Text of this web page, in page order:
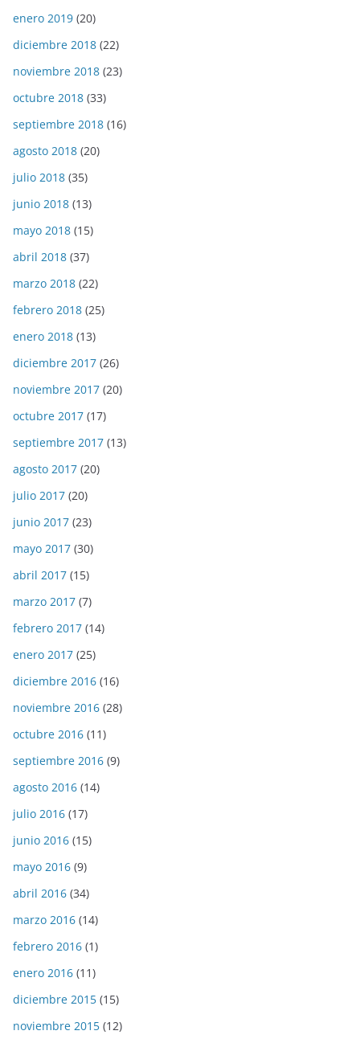
enero 2019 (20)
diciembre 2018 (22)
noviembre 2018 (23)
octubre 2018 (33)
septiembre 2018 (16)
agosto 2018 (20)
julio 2018 (35)
junio 2018 (13)
mayo 2018 (15)
abril 2018 (37)
marzo 2018 (22)
febrero 2018 (25)
enero 2018 (13)
diciembre 2017 (26)
noviembre 2017 (20)
octubre 2017 (17)
septiembre 2017 (13)
agosto 2017 (20)
julio 2017 (20)
junio 2017 (23)
mayo 2017 (30)
abril 2017 (15)
marzo 2017 (7)
febrero 2017 (14)
enero 2017 (25)
diciembre 2016 (16)
noviembre 2016 (28)
octubre 2016 (11)
septiembre 2016 (9)
agosto 2016 (14)
julio 2016 (17)
junio 2016 (15)
mayo 2016 (9)
abril 2016 (34)
marzo 2016 (14)
febrero 2016 (1)
enero 2016 (11)
diciembre 2015 (15)
noviembre 2015 (12)